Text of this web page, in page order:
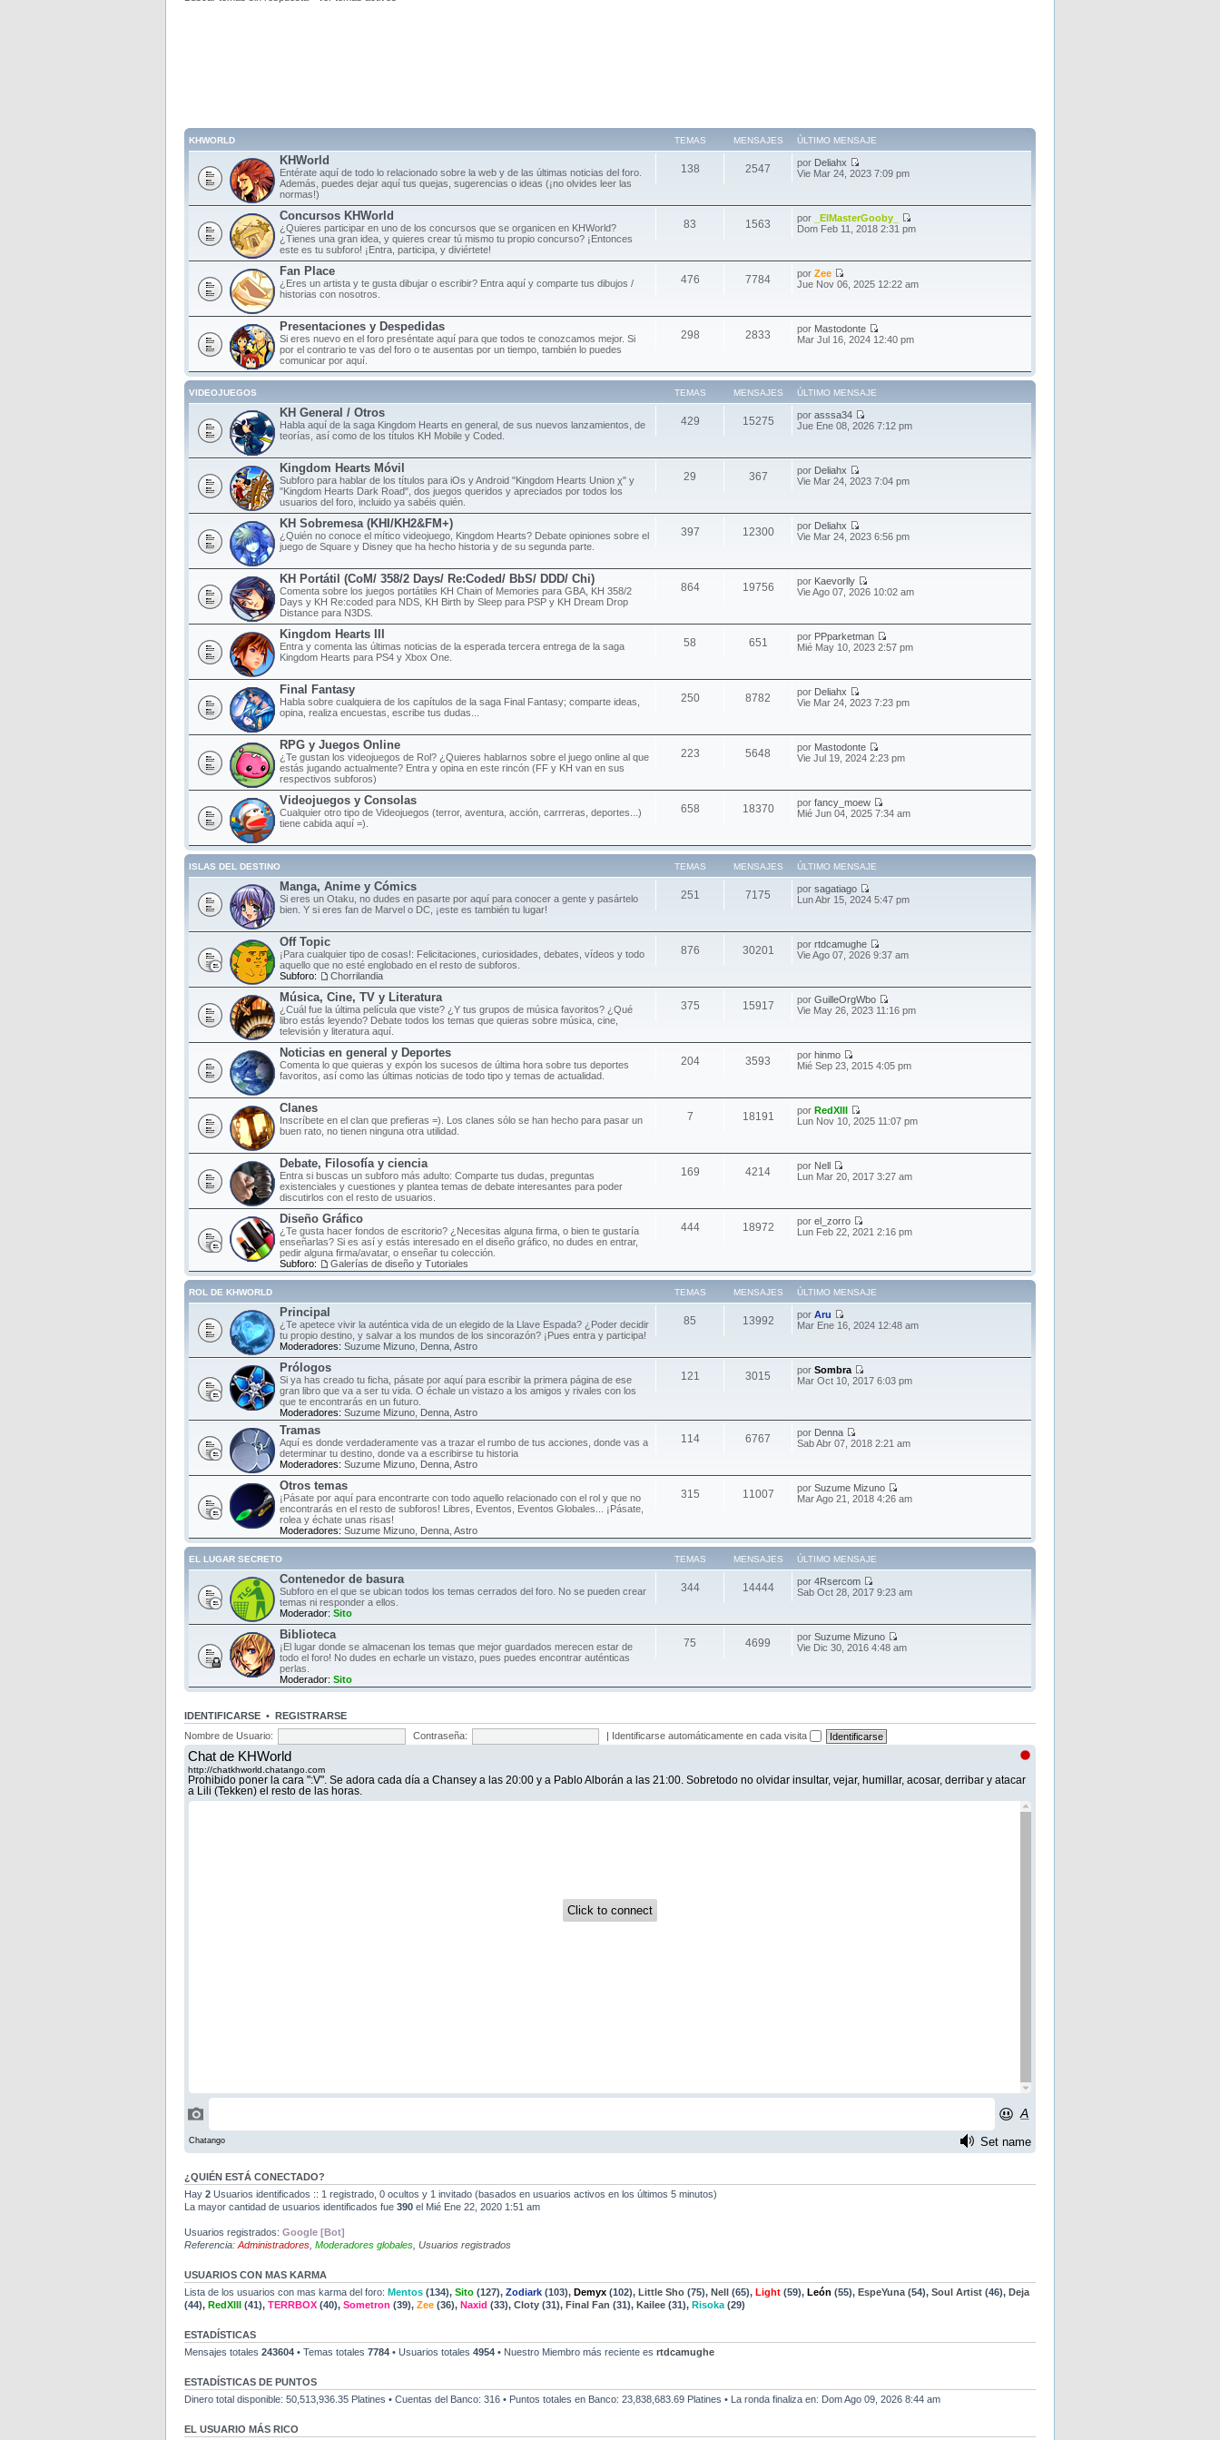
KHWORLD TEMAS MENSAJES ÚLTIMO MENSAJE
KHWorld
Entérate aquí de todo lo relacionado sobre la web y de las últimas noticias del foro.
Además, puedes dejar aquí tus quejas, sugerencias o ideas (¡no olvides leer las
normas!)
138 2547 por Deliahx
Vie Mar 24, 2023 7:09 pm
Concursos KHWorld
¿Quieres participar en uno de los concursos que se organicen en KHWorld?
¿Tienes una gran idea, y quieres crear tú mismo tu propio concurso? ¡Entonces
este es tu subforo! ¡Entra, participa, y diviértete!
83 1563 por
_ElMasterGooby_
Dom Feb 11, 2018 2:31 pm
Fan Place
¿Eres un artista y te gusta dibujar o escribir? Entra aquí y comparte tus dibujos /
historias con nosotros.
476 7784 porZee
Jue Nov 06, 2025 12:22 am
Presentaciones y Despedidas
Si eres nuevo en el foro preséntate aquí para que todos te conozcamos mejor. Si
por el contrario te vas del foro o te ausentas por un tiempo, también lo puedes
comunicar por aquí.
298 2833 por Mastodonte
Mar Jul 16, 2024 12:40 pm
VIDEOJUEGOS TEMAS MENSAJES ÚLTIMO MENSAJE
KH General / Otros
Habla aquí de la saga Kingdom Hearts en general, de sus nuevos lanzamientos, de
teorías, así como de los títulos KH Mobile y Coded.
429 15275 porasssa34
Jue Ene 08, 2026 7:12 pm
Kingdom Hearts Móvil
Subforo para hablar de los títulos para iOs y Android "Kingdom Hearts Union χ" y
"Kingdom Hearts Dark Road", dos juegos queridos y apreciados por todos los
usuarios del foro, incluido ya sabéis quién.
29 367 por Deliahx
Vie Mar 24, 2023 7:04 pm
KH Sobremesa (KHI/KH2&FM+)
¿Quién no conoce el mítico videojuego, Kingdom Hearts? Debate opiniones sobre el
juego de Square y Disney que ha hecho historia y de su segunda parte.
397 12300 por Deliahx
Vie Mar 24, 2023 6:56 pm
KH Portátil (CoM/ 358/2 Days/ Re:Coded/ BbS/ DDD/ Chi)
Comenta sobre los juegos portátiles KH Chain of Memories para GBA, KH 358/2
Days y KH Re:coded para NDS, KH Birth by Sleep para PSP y KH Dream Drop
Distance para N3DS.
864 19756 por Kaevorlly
Vie Ago 07, 2026 10:02 am
Kingdom Hearts III
Entra y comenta las últimas noticias de la esperada tercera entrega de la saga
Kingdom Hearts para PS4 y Xbox One.
58 651 por PPparketman
Mié May 10, 2023 2:57 pm
Final Fantasy
Habla sobre cualquiera de los capítulos de la saga Final Fantasy; comparte ideas,
opina, realiza encuestas, escribe tus dudas...
250 8782 por Deliahx
Vie Mar 24, 2023 7:23 pm
RPG y Juegos Online
¿Te gustan los videojuegos de Rol? ¿Quieres hablarnos sobre el juego online al que
estás jugando actualmente? Entra y opina en este rincón (FF y KH van en sus
respectivos subforos)
223 5648 por Mastodonte
Vie Jul 19, 2024 2:23 pm
Videojuegos y Consolas
Cualquier otro tipo de Videojuegos (terror, aventura, acción, carrreras, deportes...)
tiene cabida aquí =).
658 18370 porfancy_moew
Mié Jun 04, 2025 7:34 am
ISLAS DEL DESTINO TEMAS MENSAJES ÚLTIMO MENSAJE
Manga, Anime y Cómics
Si eres un Otaku, no dudes en pasarte por aquí para conocer a gente y pasártelo
bien. Y si eres fan de Marvel o DC, ¡este es también tu lugar!
251 7175 porsagatiago
Lun Abr 15, 2024 5:47 pm
Off Topic
¡Para cualquier tipo de cosas!: Felicitaciones, curiosidades, debates, vídeos y todo
aquello que no esté englobado en el resto de subforos.
Subforo:
Chorrilandia
876 30201 porrtdcamughe
Vie Ago 07, 2026 9:37 am
Música, Cine, TV y Literatura
¿Cuál fue la última película que viste? ¿Y tus grupos de música favoritos? ¿Qué
libro estás leyendo? Debate todos los temas que quieras sobre música, cine,
televisión y literatura aquí.
375 15917 porGuilleOrgWbo
Vie May 26, 2023 11:16 pm
Noticias en general y Deportes
Comenta lo que quieras y expón los sucesos de última hora sobre tus deportes
favoritos, así como las últimas noticias de todo tipo y temas de actualidad.
204 3593 porhinmo
Mié Sep 23, 2015 4:05 pm
Clanes
Inscríbete en el clan que prefieras =). Los clanes sólo se han hecho para pasar un
buen rato, no tienen ninguna otra utilidad.
7 18191 porRedXIII
Lun Nov 10, 2025 11:07 pm
Debate, Filosofía y ciencia
Entra si buscas un subforo más adulto: Comparte tus dudas, preguntas
existenciales y cuestiones y plantea temas de debate interesantes para poder
discutirlos con el resto de usuarios.
169 4214 por Nell
Lun Mar 20, 2017 3:27 am
Diseño Gráfico
¿Te gusta hacer fondos de escritorio? ¿Necesitas alguna firma, o bien te gustaría
enseñarlas? Si es así y estás interesado en el diseño gráfico, no dudes en entrar,
pedir alguna firma/avatar, o enseñar tu colección.
Subforo:
Galerías de diseño y Tutoriales
444 18972 porel_zorro
Lun Feb 22, 2021 2:16 pm
ROL DE KHWORLD TEMAS MENSAJES ÚLTIMO MENSAJE
Principal
¿Te apetece vivir la auténtica vida de un elegido de la Llave Espada? ¿Poder decidir
tu propio destino, y salvar a los mundos de los sincorazón? ¡Pues entra y participa!
Moderadores: Suzume Mizuno Denna Astro
85 13992 porAru
Mar Ene 16, 2024 12:48 am
Prólogos
Si ya has creado tu ficha, pásate por aquí para escribir la primera página de ese
gran libro que va a ser tu vida. O échale un vistazo a los amigos y rivales con los
que te encontrarás en un futuro.
Moderadores: Suzume Mizuno Denna Astro
121 3015 porSombra
Mar Oct 10, 2017 6:03 pm
Tramas
Aquí es donde verdaderamente vas a trazar el rumbo de tus acciones, donde vas a
determinar tu destino, donde va a escribirse tu historia
Moderadores: Suzume Mizuno Denna Astro
114 6767 por Denna
Sab Abr 07, 2018 2:21 am
Otros temas
¡Pásate por aquí para encontrarte con todo aquello relacionado con el rol y que no
encontrarás en el resto de subforos! Libres, Eventos, Eventos Globales... ¡Pásate,
rolea y échate unas risas!
Moderadores: Suzume Mizuno Denna Astro
315 11007 porSuzume Mizuno
Mar Ago 21, 2018 4:26 am
EL LUGAR SECRETO TEMAS MENSAJES ÚLTIMO MENSAJE
Contenedor de basura
Subforo en el que se ubican todos los temas cerrados del foro. No se pueden crear
temas ni responder a ellos.
Moderador: Sito
344 14444 por4Rsercom
Sab Oct 28, 2017 9:23 am
Biblioteca
¡El lugar donde se almacenan los temas que mejor guardados merecen estar de
todo el foro! No dudes en echarle un vistazo, pues puedes encontrar auténticas
perlas.
Moderador: Sito
75 4699 porSuzume Mizuno
Vie Dic 30, 2016 4:48 am
IDENTIFICARSE • REGISTRARSE
Nombre de Usuario:
Contraseña: | Identificarse automáticamente en cada visita
¿QUIÉN ESTÁ CONECTADO?
Hay 2 Usuarios identificados :: 1 registrado, 0 ocultos y 1 invitado (basados en usuarios activos en los últimos 5 minutos)
La mayor cantidad de usuarios identificados fue 390 el Mié Ene 22, 2020 1:51 am
Usuarios registrados: Google [Bot]
Referencia: Administradores Moderadores globales Usuarios registrados
USUARIOS CON MAS KARMA
Lista de los usuarios con mas karma del foro: Mentos (134), Sito (127), Zodiark (103), Demyx (102), Little Sho (75), Nell (65), Light (59), León (55), EspeYuna (54), Soul Artist (46), Deja
(44), RedXIII (41), TERRBOX (40), Sometron (39), Zee (36), Naxid (33), Cloty (31), Final Fan (31), Kailee (31), Risoka (29)
ESTADÍSTICAS
Mensajes totales 243604 • Temas totales 7784 • Usuarios totales 4954 • Nuestro Miembro más reciente es rtdcamughe
ESTADÍSTICAS DE PUNTOS
Dinero total disponible: 50,513,936.35 Platines • Cuentas del Banco: 316 • Puntos totales en Banco: 23,838,683.69 Platines • La ronda finaliza en: Dom Ago 09, 2026 8:44 am
EL USUARIO MÁS RICO